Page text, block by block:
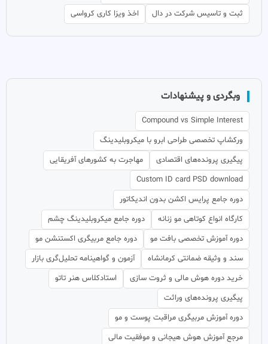
ثبت و تاسیس شرکت در دال
اخذ ویزا کاری کرواسی
وبگردی و پیشنهادات
Compound vs Simple Interest
ورکشاپ تخصصی طراحی ابرو با میکروبلیدینگ
پیگیری پرونده‌های اقتصادی
مهاجرت به کشورهای آفریقایی
Custom ID card PSD download
دوره جامع پرایس اکشن بدون اندیکاتور
کارگاه انواع کوتاهی مو زنانه
دوره جامع میکروبلیدینگ چشم
دوره آموزش تخصصی بافت مو
دوره جامع مربیگری اکستنشن مو
سند و وثیقه ضمانتی کرمانشاه
آزمون و گواهینامه تحلیل‌گری بازار
خرید دوره هوش مالی و ثروت سازی
استادکلاس هنر تاتو
پیگیری پرونده‌های وراثت
دوره آموزش مربیگری مراقبت پوست و مو
مرجع آموزش هوش هیجانی و موفقیت مالی